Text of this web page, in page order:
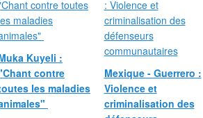
Kuyeli :
contre
les maladies
Mexique - Guerrero :
Violence et
criminalisation des